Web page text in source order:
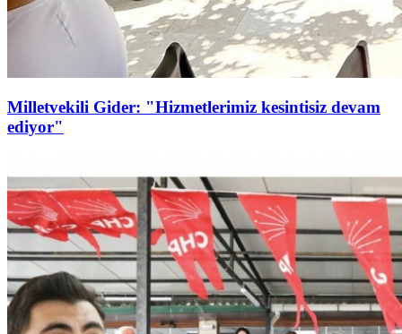
Milletvekili Gider: "Hizmetlerimiz kesintisiz devam
ediyor"